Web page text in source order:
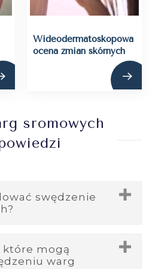
Wideodermatoskopowa
ocena zmian skórnych
sromowych
swędzenie
sromowych może
które mogą
warg